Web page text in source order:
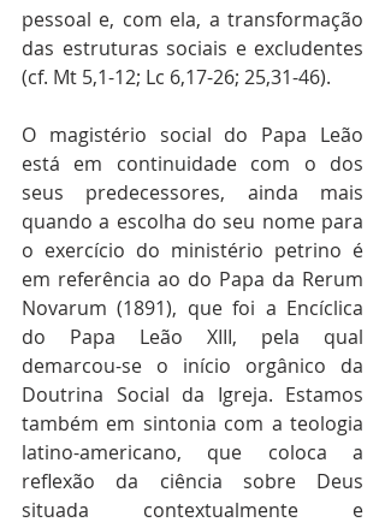
pessoal e, com ela, a transformação
das estruturas sociais e excludentes
(cf. Mt 5,1-12; Lc 6,17-26; 25,31-46).
O magistério social do Papa Leão
está em continuidade com o dos
seus predecessores, ainda mais
quando a escolha do seu nome para
o exercício do ministério petrino é
em referência ao do Papa da Rerum
Novarum (1891), que foi a Encíclica
do Papa Leão XIII, pela qual
demarcou-se o início orgânico da
Doutrina Social da Igreja. Estamos
também em sintonia com a teologia
latino-americano, que coloca a
reflexão da ciência sobre Deus
situada contextualmente e